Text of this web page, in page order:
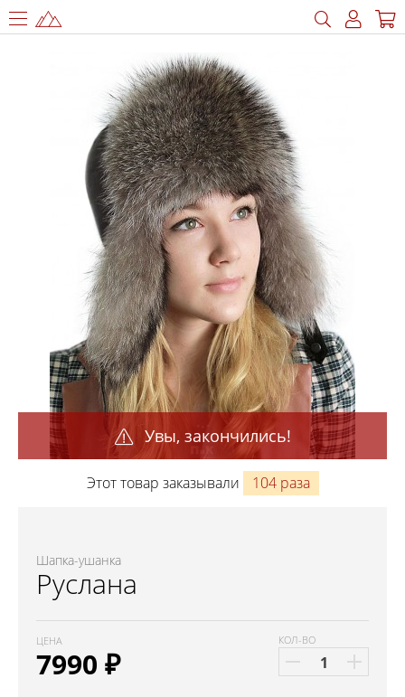
Увы, закончились!
Этот товар заказывали 104 раза
Шапка-ушанка
Руслана
ЦЕНА
7990 ₽
КОЛ-ВО